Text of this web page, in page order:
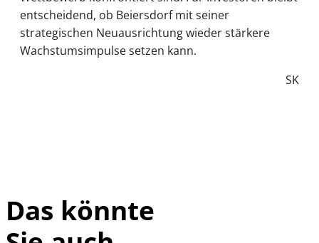
entscheidend, ob Beiersdorf mit seiner
strategischen Neuausrichtung wieder stärkere
Wachstumsimpulse setzen kann.
SK
Das könnte